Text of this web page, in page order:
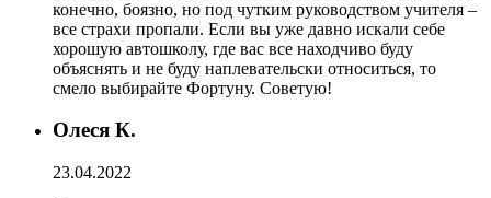
конечно, боязно, но под чутким руководством учителя –
все страхи пропали. Если вы уже давно искали себе
хорошую автошколу, где вас все находчиво буду
объяснять и не буду наплевательски относиться, то
смело выбирайте Фортуну. Советую!
Олеся К.
23.04.2022